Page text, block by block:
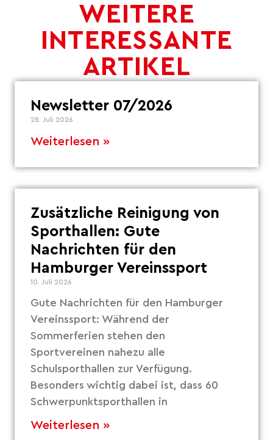
WEITERE
INTERESSANTE
ARTIKEL
Newsletter 07/2026
28. Juli 2026
Weiterlesen »
Zusätzliche Reinigung von
Sporthallen: Gute
Nachrichten für den
Hamburger Vereinssport
10. Juli 2026
Gute Nachrichten für den Hamburger
Vereinssport: Während der
Sommerferien stehen den
Sportvereinen nahezu alle
Schulsporthallen zur Verfügung.
Besonders wichtig dabei ist, dass 60
Schwerpunktsporthallen in
Weiterlesen »